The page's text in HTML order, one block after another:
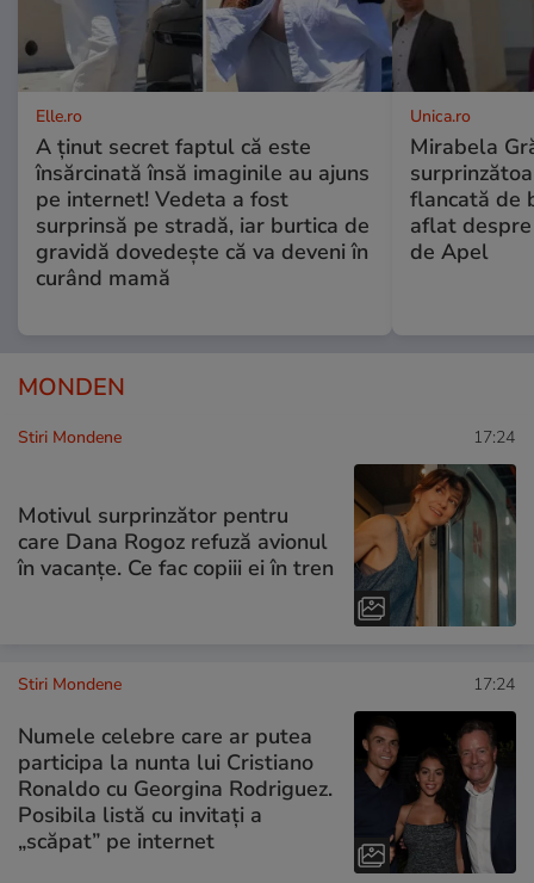
Elle.ro
A ținut secret faptul că este
însărcinată însă imaginile au ajuns
pe internet! Vedeta a fost
surprinsă pe stradă, iar burtica de
gravidă dovedește că va deveni în
curând mamă
Unica.ro
Mirabela
flancată de
aflat
de Apel
MONDEN
Stiri Mondene 17:24
Motivul surprinzător pentru
care Dana Rogoz refuză avionul
în vacanțe. Ce fac copiii ei în tren
Stiri Mondene 17:24
Numele celebre care ar putea
participa la nunta lui Cristiano
Ronaldo cu Georgina Rodriguez.
Posibila listă cu invitați a
„scăpat” pe internet